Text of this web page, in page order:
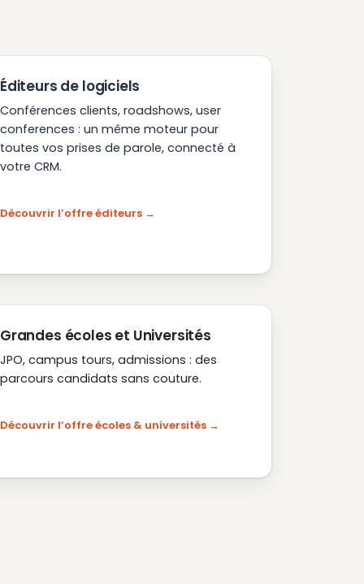
Éditeurs de logiciels
Conférences clients, roadshows, user
conferences : un même moteur pour
toutes vos prises de parole, connecté à
votre CRM.
Découvrir l’offre éditeurs
Grandes écoles et Universités
JPO, campus tours, admissions : des
parcours candidats sans couture.
Découvrir l’offre écoles & universités